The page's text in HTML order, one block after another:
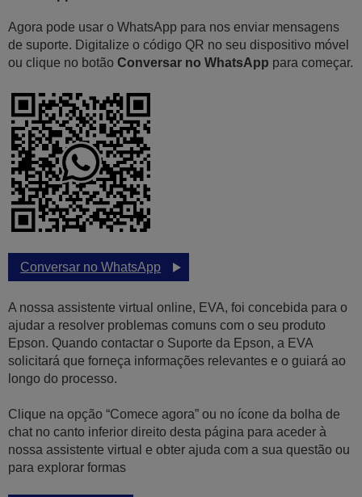
Agora pode usar o WhatsApp para nos enviar mensagens
de suporte. Digitalize o código QR no seu dispositivo móvel
ou clique no botão Conversar no WhatsApp para começar.
Conversar no WhatsApp
A nossa assistente virtual online, EVA, foi concebida para o
ajudar a resolver problemas comuns com o seu produto
Epson. Quando contactar o Suporte da Epson, a EVA
solicitará que forneça informações relevantes e o guiará ao
longo do processo.
Clique na opção “Comece agora” ou no ícone da bolha de
chat no canto inferior direito desta página para aceder à
nossa assistente virtual e obter ajuda com a sua questão ou
para explorar formas